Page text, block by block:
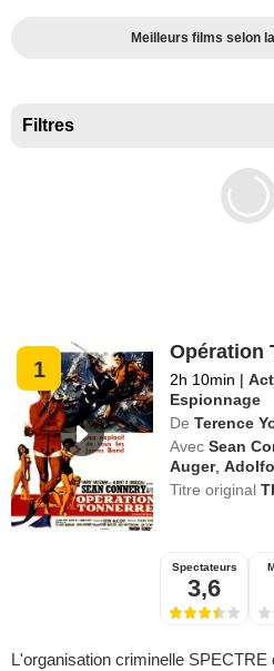
Meilleurs films selon
Filtres
1
Opération
2h 10min |
Espionnage
De Terence
Avec Sean
Auger,
Titre original
Spectateurs
3,6
L'organisation criminelle SPECTRE